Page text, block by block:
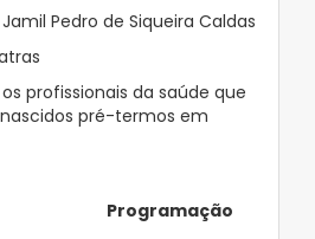
Jamil Pedro de Siqueira Caldas
profissionais da saúde que
pré-termos em